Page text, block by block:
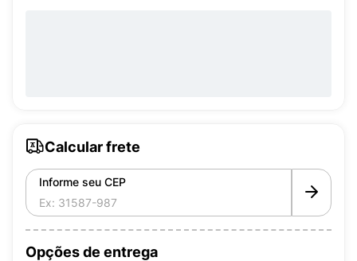
Calcular frete
Informe seu CEP
Opções de entrega